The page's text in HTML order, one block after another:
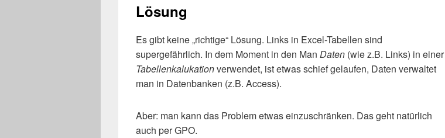
Lösung
Es gibt keine „richtige“ Lösung. Links in Excel-Tabellen sind
supergefährlich. In dem Moment in den Man Daten (wie z.B. Links) in einer
Tabellenkalukationverwendet, ist etwas schief gelaufen, Daten verwaltet
man in Datenbanken (z.B. Access).
Aber: man kann das Problem etwas einzuschränken. Das geht natürlich
auch per GPO.